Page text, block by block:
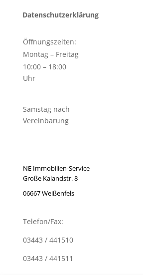
Datenschutzerklärung
Öffnungszeiten:
Montag – Freitag
10:00 – 18:00
Uhr
Samstag nach
Vereinbarung
NE Immobilien-Service
Große Kalandstr. 8
06667 Weißenfels
Telefon/Fax:
03443 / 441510
03443 / 441511